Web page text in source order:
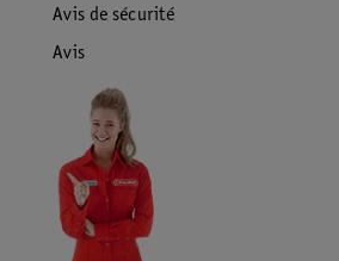
Avis de sécurité
Avis